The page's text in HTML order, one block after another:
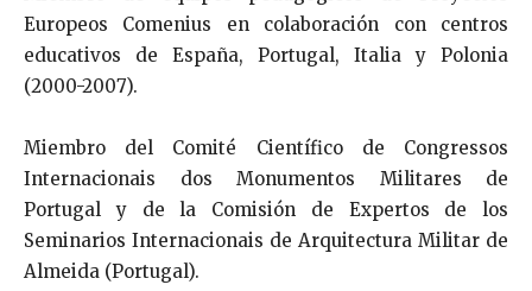
Europeos Comenius en colaboración con centros
educativos de España, Portugal, Italia y Polonia
(2000-2007).
Miembro del Comité Científico de Congressos
Internacionais dos Monumentos Militares de
Portugal y de la Comisión de Expertos de los
Seminarios Internacionais de Arquitectura Militar de
Almeida (Portugal).